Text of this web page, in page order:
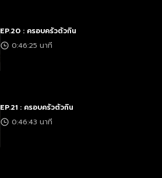
EP.20 : ครอบครัวตัวกิน
0:46:25 นาที
EP.21 : ครอบครัวตัวกิน
0:46:43 นาที